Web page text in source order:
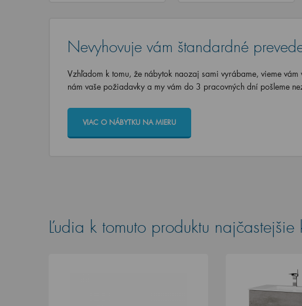
Nevyhovuje vám štandardné
Vzhľadom k tomu, že nábytok naozaj sami vyrábame, vieme vám
nám vaše požiadavky a my vám do 3 pracovných dní pošleme
VIAC O NÁBYTKU NA MIERU
Ľudia k tomuto produktu najčastejšie